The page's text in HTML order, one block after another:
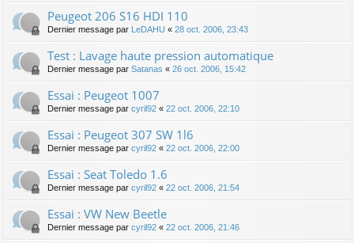
Peugeot 206 S16 HDI 110
Dernier message par LeDAHU « 28 oct. 2006, 23:43
Test : Lavage haute pression automatique
Dernier message par Satanas « 26 oct. 2006, 15:42
Essai : Peugeot 1007
Dernier message par cyril92 « 22 oct. 2006, 22:10
Essai : Peugeot 307 SW 1l6
Dernier message par cyril92 « 22 oct. 2006, 22:00
Essai : Seat Toledo 1.6
Dernier message par cyril92 « 22 oct. 2006, 21:54
Essai : VW New Beetle
Dernier message par cyril92 « 22 oct. 2006, 21:46